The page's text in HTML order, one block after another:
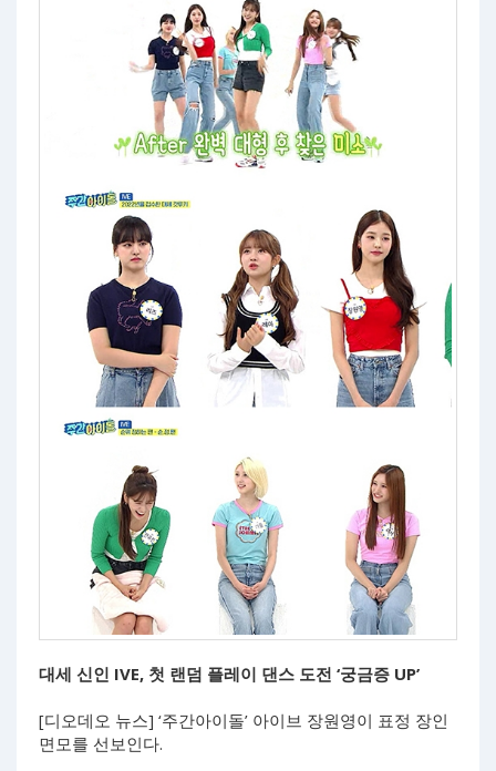
대세 신인 IVE, 첫 랜덤 플레이 댄스 도전 ‘궁금증 UP’
[디오데오 뉴스] ‘주간아이돌’ 아이브 장원영이 표정 장인
면모를 선보인다.